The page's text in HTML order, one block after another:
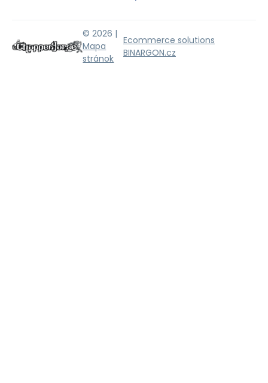
© 2026 |
Mapa
stránok
Ecommerce solutions
BINARGON.cz